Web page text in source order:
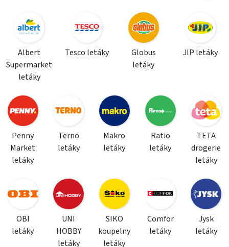
Albert
Supermarket
letáky
Tesco letáky
Globus
letáky
JIP letáky
Penny
Market
letáky
Terno
letáky
Makro
letáky
Ratio
letáky
TETA
drogerie
letáky
OBI
letáky
UNI
HOBBY
letáky
SIKO
koupelny
letáky
Comfor
letáky
Jysk
letáky